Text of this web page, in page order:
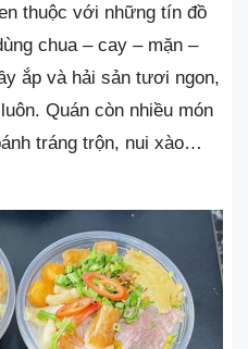
thuộc với những tín đồ
chua – cay – mặn –
ắp và hải sản tươi ngon,
Quán còn nhiều món
tráng trộn, nui xào…